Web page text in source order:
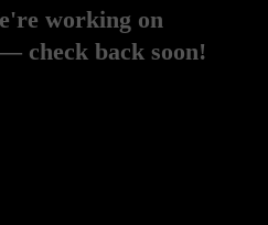
working on
check back soon!